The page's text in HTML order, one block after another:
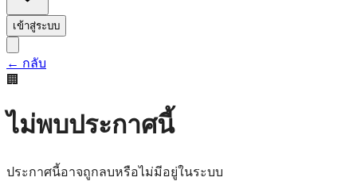
เข้าสู่ระบบ
← กลับ
🏢
ไม่พบประกาศนี้
ประกาศนี้อาจถูกลบหรือไม่มีอยู่ในระบบ